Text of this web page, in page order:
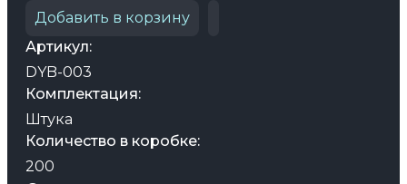
Добавить в корзину
Артикул:
DYB-003
Комплектация:
Штука
Количество в коробке:
200